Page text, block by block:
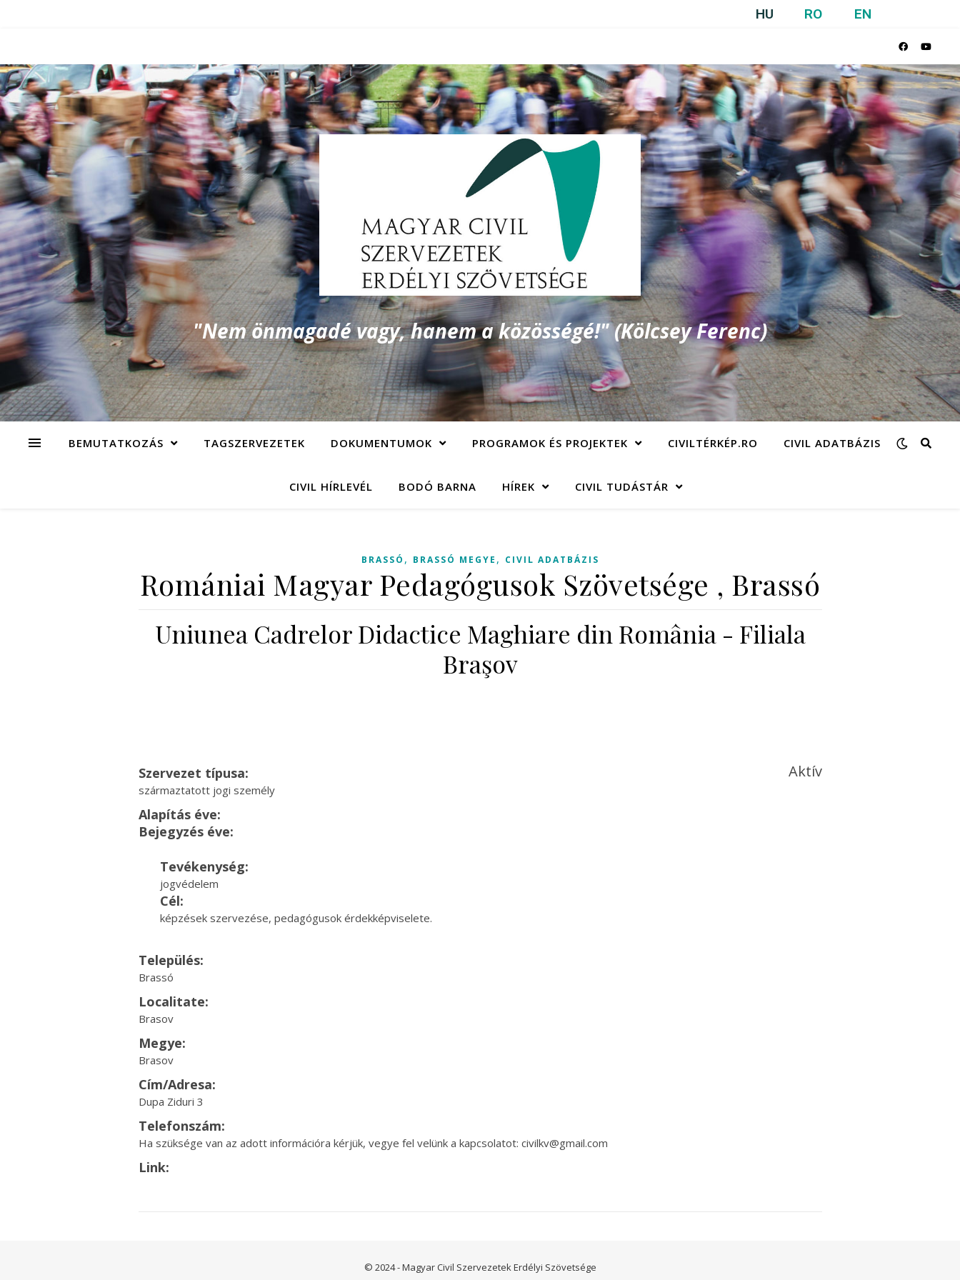
HU RO EN
"Nem önmagadé vagy, hanem a közösségé!" (Kölcsey Ferenc)
BEMUTATKOZÁS TAGSZERVEZETEK DOKUMENTUMOK PROGRAMOK ÉS PROJEKTEK CIVILTÉRKÉP.RO CIVIL ADATBÁZIS
CIVIL HÍRLEVÉL BODÓ BARNA HÍREK CIVIL TUDÁSTÁR
BRASSÓ , BRASSÓ MEGYE , CIVIL ADATBÁZIS
Romániai Magyar Pedagógusok Szövetsége , Brassó
Uniunea Cadrelor Didactice Maghiare din România - Filiala
Braşov
Szervezet típusa:
származtatott jogi személy
Aktív
Alapítás éve:
Bejegyzés éve:
Tevékenység:
jogvédelem
Cél:
képzések szervezése, pedagógusok érdekképviselete.
Település:
Brassó
Localitate:
Brasov
Megye:
Brasov
Cím/Adresa:
Dupa Ziduri 3
Telefonszám:
Ha szüksége van az adott információra kérjük, vegye fel velünk a kapcsolatot: civilkv@gmail.com
Link:
© 2024 - Magyar Civil Szervezetek Erdélyi Szövetsége